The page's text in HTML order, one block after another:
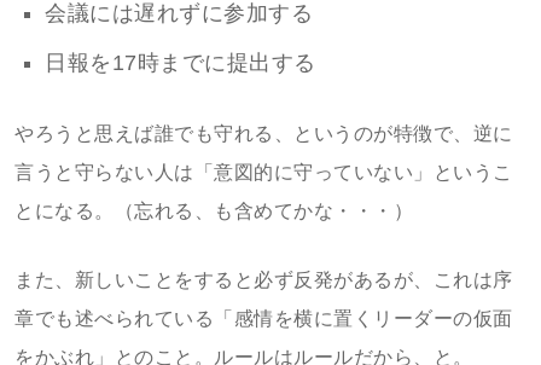
会議には遅れずに参加する
日報を17時までに提出する
やろうと思えば誰でも守れる、というのが特徴で、逆に
言うと守らない人は「意図的に守っていない」というこ
とになる。（忘れる、も含めてかな・・・）
また、新しいことをすると必ず反発があるが、これは序
章でも述べられている「感情を横に置くリーダーの仮面
をかぶれ」とのこと。ルールはルールだから、と。